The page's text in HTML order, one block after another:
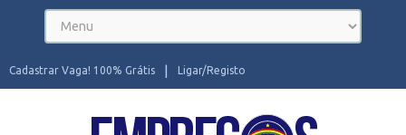
Ligar/Registo
Cadastrar Vaga! 100% Grátis